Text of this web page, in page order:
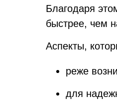
Благодаря
быстрее, чем
Аспекты,
реже
для